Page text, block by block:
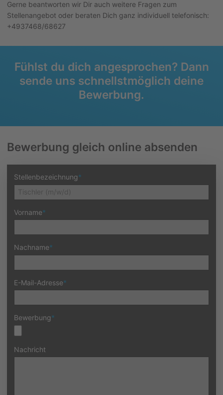
Gerne beantworten wir Dir auch weitere Fragen zum
Stellenangebot oder beraten Dich ganz individuell telefonisch:
+4937468/68627
Fühlst du dich angesprochen? Dann
sende uns schnellstmöglich deine
Bewerbung.
Bewerbung gleich online absenden
Stellenbezeichnung*
Vorname*
Nachname*
E-Mail-Adresse*
Bewerbung*
Nachricht